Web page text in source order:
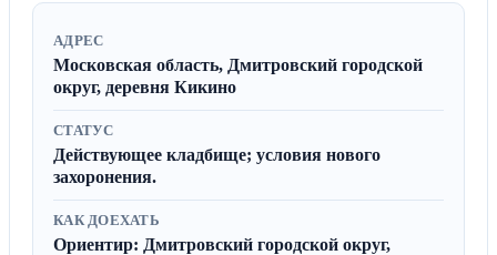
АДРЕС
Московская область, Дмитровский городской
округ, деревня Кикино
СТАТУС
Действующее кладбище; условия нового
захоронения.
КАК ДОЕХАТЬ
Ориентир: Дмитровский городской округ,